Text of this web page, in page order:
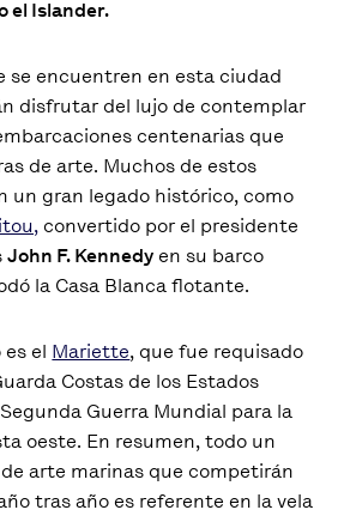
el Islander.
se encuentren en esta ciudad
disfrutar del lujo de contemplar
centenarias que
de arte. Muchos de estos
un gran legado histórico, como
convertido por el presidente
John F. Kennedy en su barco
la Casa Blanca flotante.
el Mariette, que fue requisado
Costas de los Estados
Guerra Mundial para la
oeste. En resumen, todo un
arte marinas que competirán
tras año es referente en la vela